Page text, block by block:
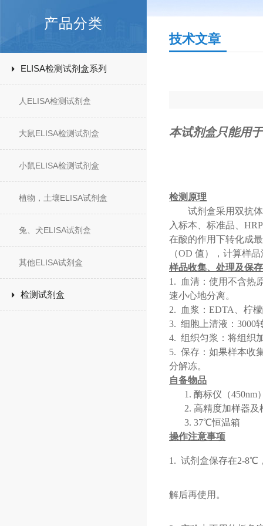
产品分类
ELISA检测试剂盒系列
人ELISA检测试剂盒
大鼠ELISA检测试剂盒
小鼠ELISA检测试剂盒
植物，土壤ELISA试剂盒
兔、犬ELISA试剂盒
其他ELISA试剂盒
检测试剂盒
技术文章
本试剂盒只能用
检测原理
试剂盒采用双抗
入标本、标准品、
在酸的作用下转化成
（OD 值），计算样
样品收集、处理及保
1. 血清：使用不含热
速小心地分离。
2. 血浆：EDTA、柠
3. 细胞上清液：3000
4. 组织匀浆：将组织
5. 保存：如果样本收
分解冻。
自备物品
1. 酶标仪（450nm
2. 高精度加样器及
3. 37℃恒温箱
操作注意事项
1. 试剂盒保存在2-8℃
解后再使用。